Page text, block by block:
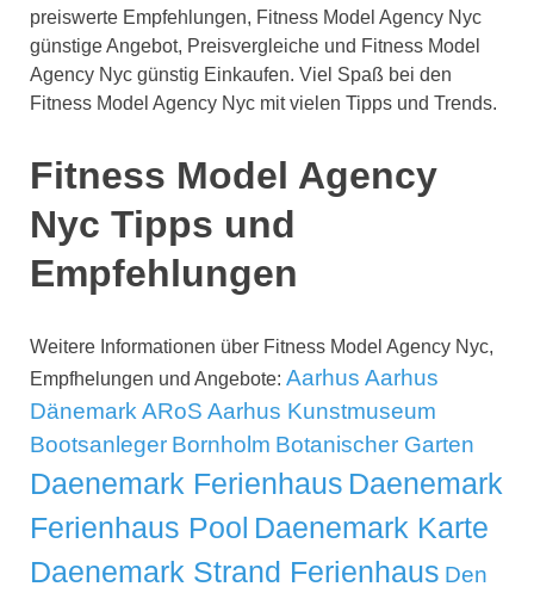
preiswerte Empfehlungen, Fitness Model Agency Nyc
günstige Angebot, Preisvergleiche und Fitness Model
Agency Nyc günstig Einkaufen. Viel Spaß bei den
Fitness Model Agency Nyc mit vielen Tipps und Trends.
Fitness Model Agency
Nyc Tipps und
Empfehlungen
Weitere Informationen über Fitness Model Agency Nyc,
Empfhelungen und Angebote: Aarhus Aarhus
Dänemark ARoS Aarhus Kunstmuseum
Bootsanleger Bornholm Botanischer Garten
Daenemark Ferienhaus Daenemark
Ferienhaus Pool Daenemark Karte
Daenemark Strand Ferienhaus Den